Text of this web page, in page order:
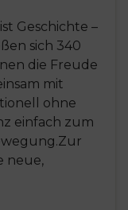
Geschichte –
sich 340
die Freude
mit
ohne
einfach zum
neue,